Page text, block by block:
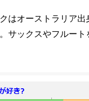
はオーストラリア
サックスやフルー